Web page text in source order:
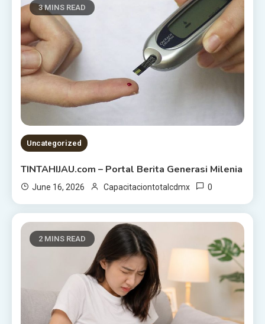
3 MINS READ
Uncategorized
TINTAHIJAU.com – Portal Berita Generasi Milenia
June 16, 2026 Capacitaciontotalcdmx 0
2 MINS READ